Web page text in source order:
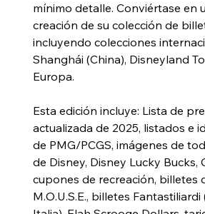
mínimo detalle. Conviértase en
creación de su colección de
incluyendo colecciones
Shanghái (China), Disneyland
Europa.
Esta edición incluye: Lista de
actualizada de 2025, listados e
de PMG/PCGS, imágenes de
de Disney, Disney Lucky Bucks,
cupones de recreación, billetes
M.O.U.S.E., billetes